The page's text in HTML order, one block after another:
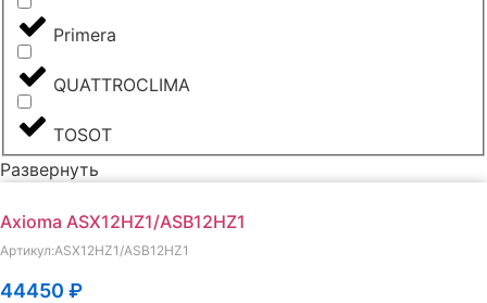
Primera
QUATTROCLIMA
TOSOT
Развернуть
Axioma ASX12HZ1/ASB12HZ1
Артикул:ASX12HZ1/ASB12HZ1
44450 ₽